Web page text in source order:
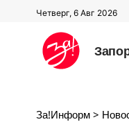
Четверг, 6 Авг 2026
За!Информ >